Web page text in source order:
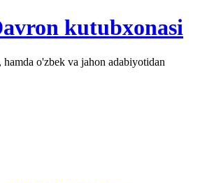
o'zbek va jahon adabiyotidan